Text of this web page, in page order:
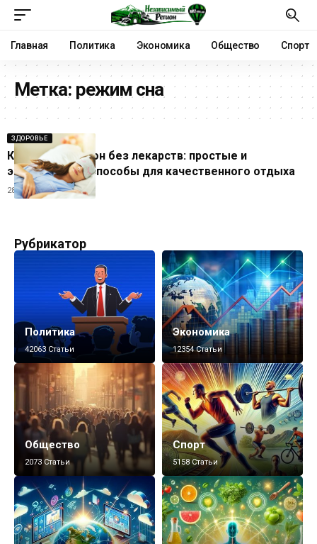
Главная Политика Экономика Общество Спорт
Метка: режим сна
ЗДОРОВЬЕ
Как улучшить сон без лекарств: простые и
эффективные способы для качественного отдыха
28.05.2026
Рубрикатор
Политика
42063 Статьи
Экономика
12354 Статьи
Общество
2073 Статьи
Спорт
5158 Статьи